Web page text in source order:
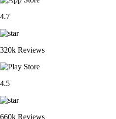
4.7
320k Reviews
4.5
660k Reviews